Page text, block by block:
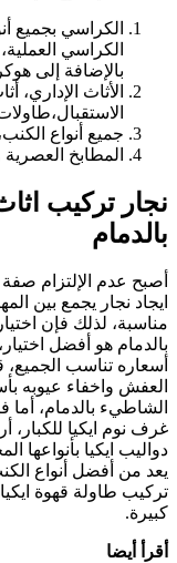
الكراسي بجميع
الكراسي
بالإضافة إلى
الأثاث الإداري،
جميع أنواع
المطابخ العصرية
نجار تركيب
بالدمام
أصبح عدم الإلتزام
ايجاد نجار يجمع بين
مناسبة، لذلك فإن
بالدمام هو أفضل
أسعاره تناسب
العفش واخفاء عيوبه
الشاطيء بالدمام،
غرف نوم ايكيا للكبار،
دواليب ايكيا بأنواعها
يعد من أفضل أنواع
تركيب طاولة قهوة
كبيرة.
أقرأ أيضا